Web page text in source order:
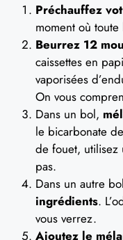
Préchauffez
moment où
Beurrez 12
caissettes en
vaporisées
On vous
Dans un bol,
le bicarbonate
de fouet, utilisez
pas.
Dans un autre
ingrédients.
vous verrez.
Ajoutez le